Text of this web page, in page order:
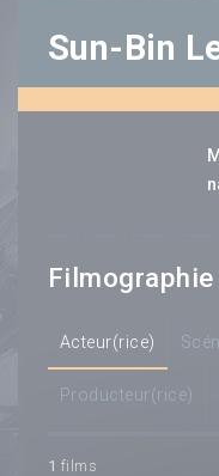
Sun-Bin
Filmographie
Acteur(rice)
Producteur(rice)
1 films